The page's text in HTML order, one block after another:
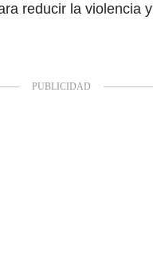
reducir la violencia y